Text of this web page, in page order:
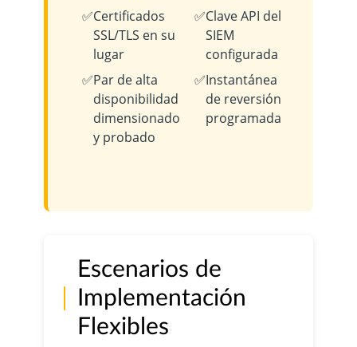
Certificados
SSL/TLS en su
lugar
Par de alta
disponibilidad
dimensionado
y probado
Clave API del
SIEM
configurada
Instantánea
de reversión
programada
Escenarios de
Implementación
Flexibles